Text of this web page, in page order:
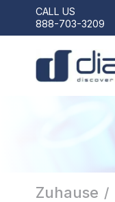
CALL US
888-703-3209
Zuhause /